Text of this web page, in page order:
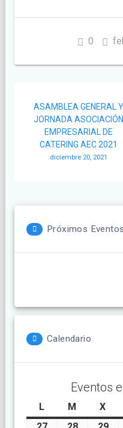
0
de
entradas
ASAMBLEA GENERAL Y
JORNADA ASOCIACIÓN
EMPRESARIAL DE
CATERING AEC 2021
diciembre 20, 2021
Próximos Eventos
Calendario
Eventos
Llunes M martes
X